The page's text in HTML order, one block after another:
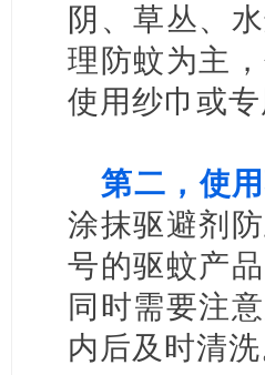
阴、草丛、
理防蚊为主
使用纱巾或专
第二，使用
涂抹驱避剂
号的驱蚊产
同时需要注
内后及时清洗